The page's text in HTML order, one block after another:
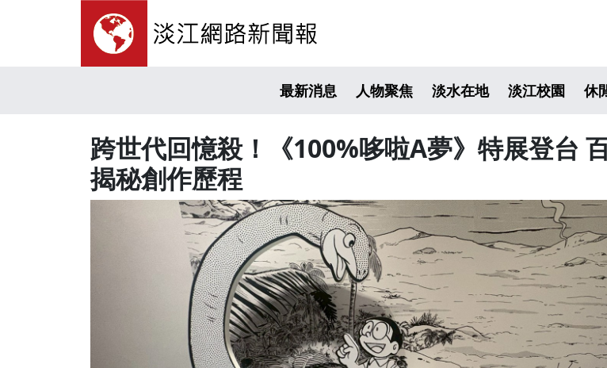
最新消息 人物聚焦 淡水在地 淡江校園 休
跨世代回憶殺！《100%哆啦A夢》特展登台
揭秘創作歷程